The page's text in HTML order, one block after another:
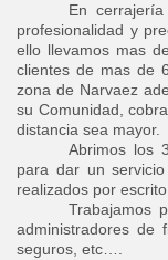
En
profesionalidad y
ello llevamos mas
clientes de mas de
zona de Narvaez
su Comunidad,
distancia sea mayor.
Abrimos los
para dar un
realizados por
Trabajamos
administradores de
seguros, etc….